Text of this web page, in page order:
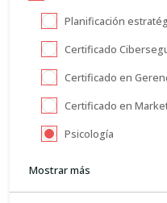
Planificación
Certificado
Certificado en
Certificado en
Psicología
Mostrar más